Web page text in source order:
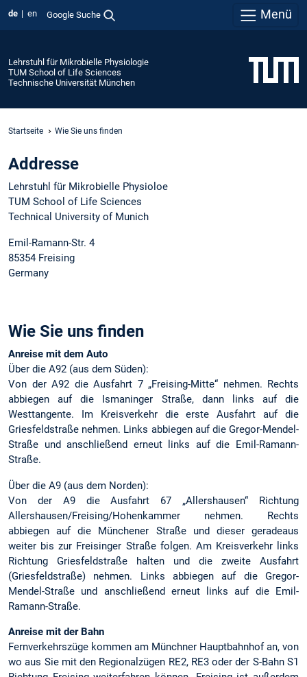
de en Google Suche Menü
Lehrstuhl für Mikrobielle Physiologie
TUM School of Life Sciences
Technische Universität München
Startseite Wie Sie uns finden
Addresse
Lehrstuhl für Mikrobielle Physioloe
TUM School of Life Sciences
Technical University of Munich
Emil-Ramann-Str. 4
85354 Freising
Germany
Wie Sie uns finden
Anreise mit dem Auto
Über die A92 (aus dem Süden):
Von der A92 die Ausfahrt 7 „Freising-Mitte“ nehmen. Rechts
abbiegen auf die Ismaninger Straße, dann links auf die
Westtangente. Im Kreisverkehr die erste Ausfahrt auf die
Griesfeldstraße nehmen. Links abbiegen auf die Gregor-Mendel-
Straße und anschließend erneut links auf die Emil-Ramann-
Straße.
Über die A9 (aus dem Norden):
Von der A9 die Ausfahrt 67 „Allershausen“ Richtung
Allershausen/Freising/Hohenkammer nehmen. Rechts
abbiegen auf die Münchener Straße und dieser geradeaus
weiter bis zur Freisinger Straße folgen. Am Kreisverkehr links
Richtung Griesfeldstraße halten und die zweite Ausfahrt
(Griesfeldstraße) nehmen. Links abbiegen auf die Gregor-
Mendel-Straße und anschließend erneut links auf die Emil-
Ramann-Straße.
Anreise mit der Bahn
Fernverkehrszüge kommen am Münchner Hauptbahnhof an, von
wo aus Sie mit den Regionalzügen RE2, RE3 oder der S-Bahn S1